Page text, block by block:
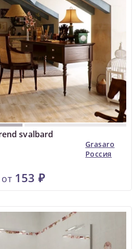
svalbard
Grasaro
Россия
от 153 ₽